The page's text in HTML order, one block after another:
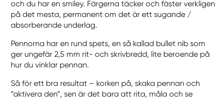
och du har en smiley. Färgerna täcker och fäster verkligen
på det mesta, permanent om det är ett sugande /
absorberande underlag.
Pennorna har en rund spets, en så kallad bullet nib som
ger ungefär 2,5 mm rit- och skrivbredd, lite beroende på
hur du vinklar pennan.
Så för ett bra resultat – korken på, skaka pennan och
”aktivera den”, sen är det bara att rita, måla och se